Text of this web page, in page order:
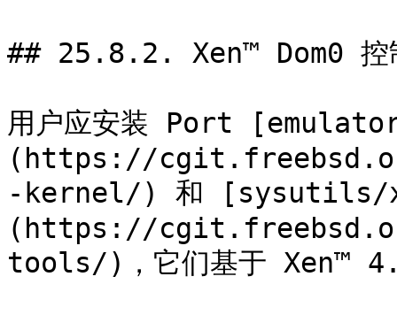
## 25.8.2. Xen™ Dom0 控
用户应安装 Port
(https://
-kernel/) 和 [sysutils/
(https://
tools/)，它们基于 Xen™